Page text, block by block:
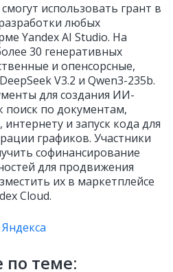
использовать грант в
любых
Yandex AI Studio. На
30 генеративных
и опенсорсные,
V3.2 и Qwen3-235b.
для создания ИИ-
поиск по документам,
и запуск кода для
графиков. Участники
софинансирование
для продвижения
их в маркетплейсе
Cloud.
по теме: